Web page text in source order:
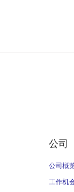
公司
公司概
工作机